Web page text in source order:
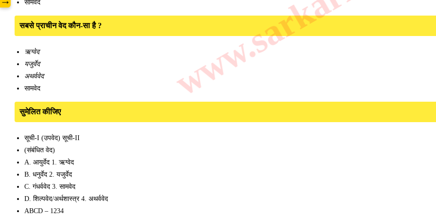
सामवेद
सबसे प्राचीन वेद कौन-सा है ?
ऋग्वेद
यजुर्वेद
अथर्ववेद
सामवेद
सुमेलित कीजिए
सूची-I (उपवेद) सूची-II
(संबंधित वेद)
A. आयुर्वेद 1. ऋग्वेद
B. धनुर्वेद 2. यजुर्वेद
C. गंधर्ववेद 3. सामवेद
D. शिल्पवेद/अर्थशास्त्र 4. अथर्ववेद
ABCD – 1234